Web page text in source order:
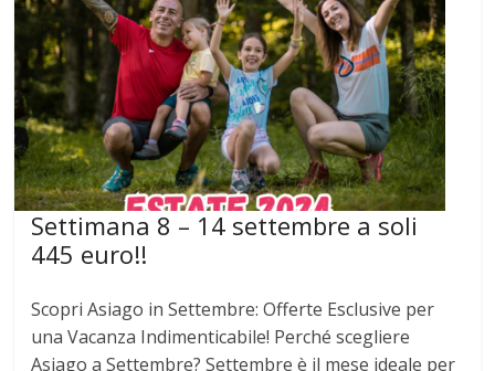
Settimana 8 – 14 settembre a soli
445 euro!!
Scopri Asiago in Settembre: Offerte Esclusive per
una Vacanza Indimenticabile! Perché scegliere
Asiago a Settembre? Settembre è il mese ideale per